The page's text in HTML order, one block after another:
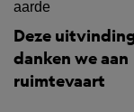
Deze
danken we aan
ruimtevaart